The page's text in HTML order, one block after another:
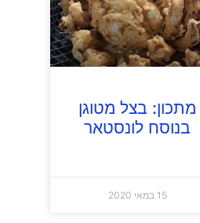
מתכון: בצל מטוגן
בנוסח לונסטאר
15 במאי 2020